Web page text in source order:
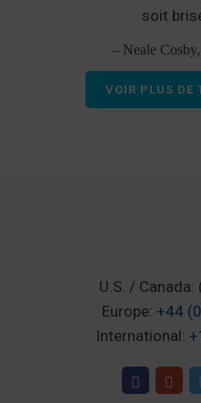
soit
– Neale
VOIR PLUS DE
U.S. / Canada:
Europe: +44
International: